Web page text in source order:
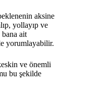
aksine
yollayıp ve
ait
yorumlayabilir.
ve önemli
bu şekilde